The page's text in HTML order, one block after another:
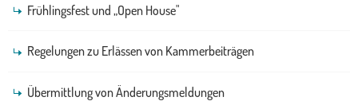
Frühlingsfest und „Open House"
Regelungen zu Erlässen von Kammerbeiträgen
Übermittlung von Änderungsmeldungen